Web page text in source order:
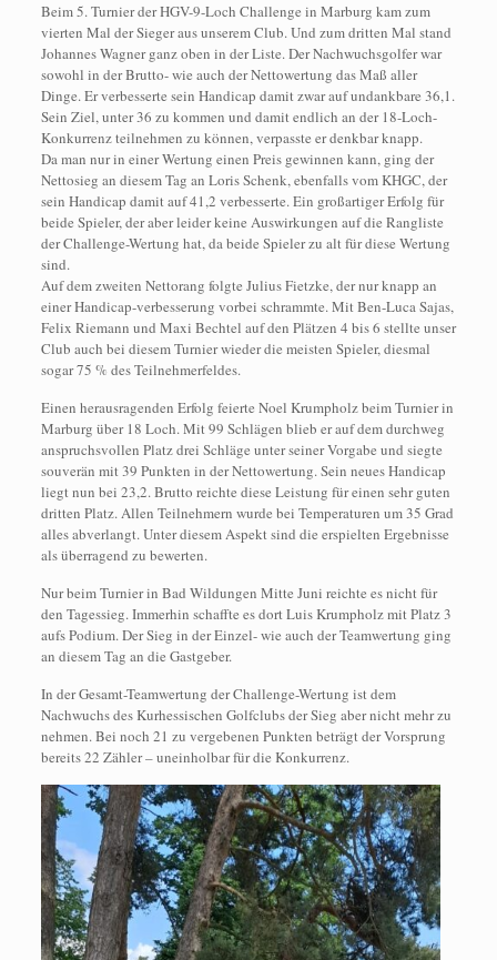
Beim 5. Turnier der HGV-9-Loch Challenge in Marburg kam zum
vierten Mal der Sieger aus unserem Club. Und zum dritten Mal stand
Johannes Wagner ganz oben in der Liste. Der Nachwuchsgolfer war
sowohl in der Brutto- wie auch der Nettowertung das Maß aller
Dinge. Er verbesserte sein Handicap damit zwar auf undankbare 36,1.
Sein Ziel, unter 36 zu kommen und damit endlich an der 18-Loch-
Konkurrenz teilnehmen zu können, verpasste er denkbar knapp.
Da man nur in einer Wertung einen Preis gewinnen kann, ging der
Nettosieg an diesem Tag an Loris Schenk, ebenfalls vom KHGC, der
sein Handicap damit auf 41,2 verbesserte. Ein großartiger Erfolg für
beide Spieler, der aber leider keine Auswirkungen auf die Rangliste
der Challenge-Wertung hat, da beide Spieler zu alt für diese Wertung
sind.
Auf dem zweiten Nettorang folgte Julius Fietzke, der nur knapp an
einer Handicap-verbesserung vorbei schrammte. Mit Ben-Luca Sajas,
Felix Riemann und Maxi Bechtel auf den Plätzen 4 bis 6 stellte unser
Club auch bei diesem Turnier wieder die meisten Spieler, diesmal
sogar 75 % des Teilnehmerfeldes.
Einen herausragenden Erfolg feierte Noel Krumpholz beim Turnier in
Marburg über 18 Loch. Mit 99 Schlägen blieb er auf dem durchweg
anspruchsvollen Platz drei Schläge unter seiner Vorgabe und siegte
souverän mit 39 Punkten in der Nettowertung. Sein neues Handicap
liegt nun bei 23,2. Brutto reichte diese Leistung für einen sehr guten
dritten Platz. Allen Teilnehmern wurde bei Temperaturen um 35 Grad
alles abverlangt. Unter diesem Aspekt sind die erspielten Ergebnisse
als überragend zu bewerten.
Nur beim Turnier in Bad Wildungen Mitte Juni reichte es nicht für
den Tagessieg. Immerhin schaffte es dort Luis Krumpholz mit Platz 3
aufs Podium. Der Sieg in der Einzel- wie auch der Teamwertung ging
an diesem Tag an die Gastgeber.
In der Gesamt-Teamwertung der Challenge-Wertung ist dem
Nachwuchs des Kurhessischen Golfclubs der Sieg aber nicht mehr zu
nehmen. Bei noch 21 zu vergebenen Punkten beträgt der Vorsprung
bereits 22 Zähler – uneinholbar für die Konkurrenz.